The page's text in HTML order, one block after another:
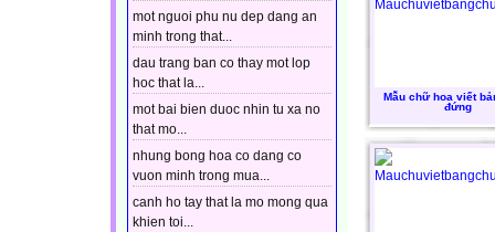
mot nguoi phu nu dep dang an
minh trong that...
dau trang ban co thay mot lop
hoc that la...
mot bai bien duoc nhin tu xa no
that mo...
nhung bong hoa co dang co
vuon minh trong mua...
canh ho tay that la mo mong qua
khien toi...
Mẫu chữ hoa viết
đứng